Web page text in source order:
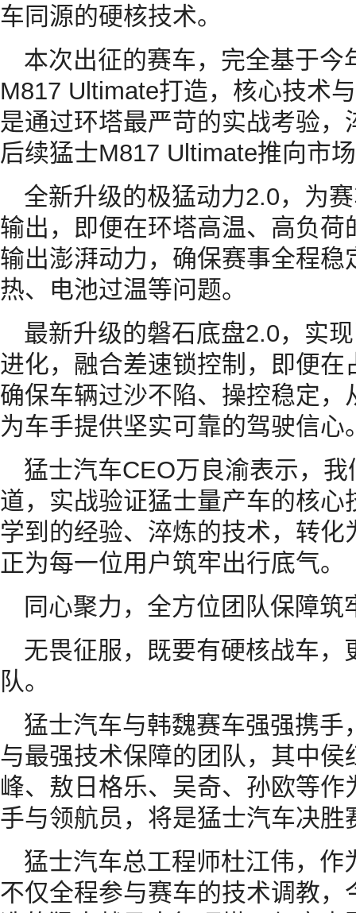
车同源的硬核技术。
本次出征的赛车，完全基于
M817 Ultimate打造，核心技术
是通过环塔最严苛的实战考验
后续猛士M817 Ultimate推向市
全新升级的极猛动力2.0，为
输出，即便在环塔高温、高负
输出澎湃动力，确保赛事全程
热、电池过温等问题。
最新升级的磐石底盘2.0，实
进化，融合差速锁控制，即便
确保车辆过沙不陷、操控稳定
为车手提供坚实可靠的驾驶信心
猛士汽车CEO万良渝表示，
道，实战验证猛士量产车的核
学到的经验、淬炼的技术，转
正为每一位用户筑牢出行底气。
同心聚力，全方位团队保障筑
无畏征服，既要有硬核战车，
队。
猛士汽车与韩魏赛车强强携
与最强技术保障的团队，其中
峰、敖日格乐、吴奇、孙欧等
手与领航员，将是猛士汽车决胜
猛士汽车总工程师杜江伟，
不仅全程参与赛车的技术调教